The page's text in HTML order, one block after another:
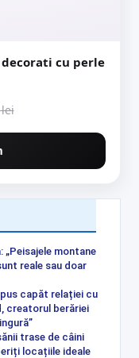
decorati cu perle
montane
reale sau doar
capăt relației cu
creatorul berăriei
trase de câini
locațiile ideale